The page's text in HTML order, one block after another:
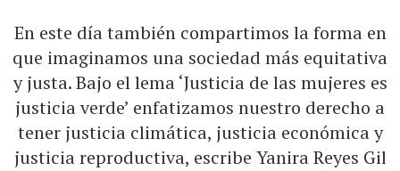
En este día también compartimos la forma en
que imaginamos una sociedad más equitativa
y justa. Bajo el lema ‘Justicia de las mujeres es
justicia verde’ enfatizamos nuestro derecho a
tener justicia climática, justicia económica y
justicia reproductiva, escribe Yanira Reyes Gil